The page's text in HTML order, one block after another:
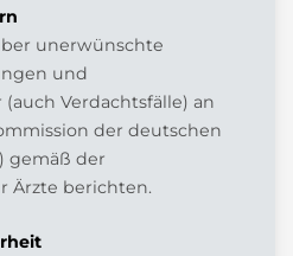
unerwünschte
und
Verdachtsfälle) an
der deutschen
gemäß der
Ärzte berichten.